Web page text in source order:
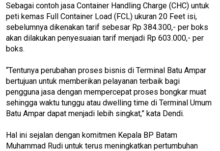
Sebagai contoh jasa Container Handling Charge (CHC) untuk
peti kemas Full Container Load (FCL) ukuran 20 Feet isi,
sebelumnya dikenakan tarif sebesar Rp 384.300,- per boks
akan dilakukan penyesuaian tarif menjadi Rp 603.000,- per
boks.
“Tentunya perubahan proses bisnis di Terminal Batu Ampar
bertujuan untuk memberikan pelayanan terbaik bagi
pengguna jasa dengan mempercepat proses bongkar muat
sehingga waktu tunggu atau dwelling time di Terminal Umum
Batu Ampar dapat menjadi lebih singkat,” kata Dendi.
Hal ini sejalan dengan komitmen Kepala BP Batam
Muhammad Rudi untuk terus meningkatkan pertumbuhan